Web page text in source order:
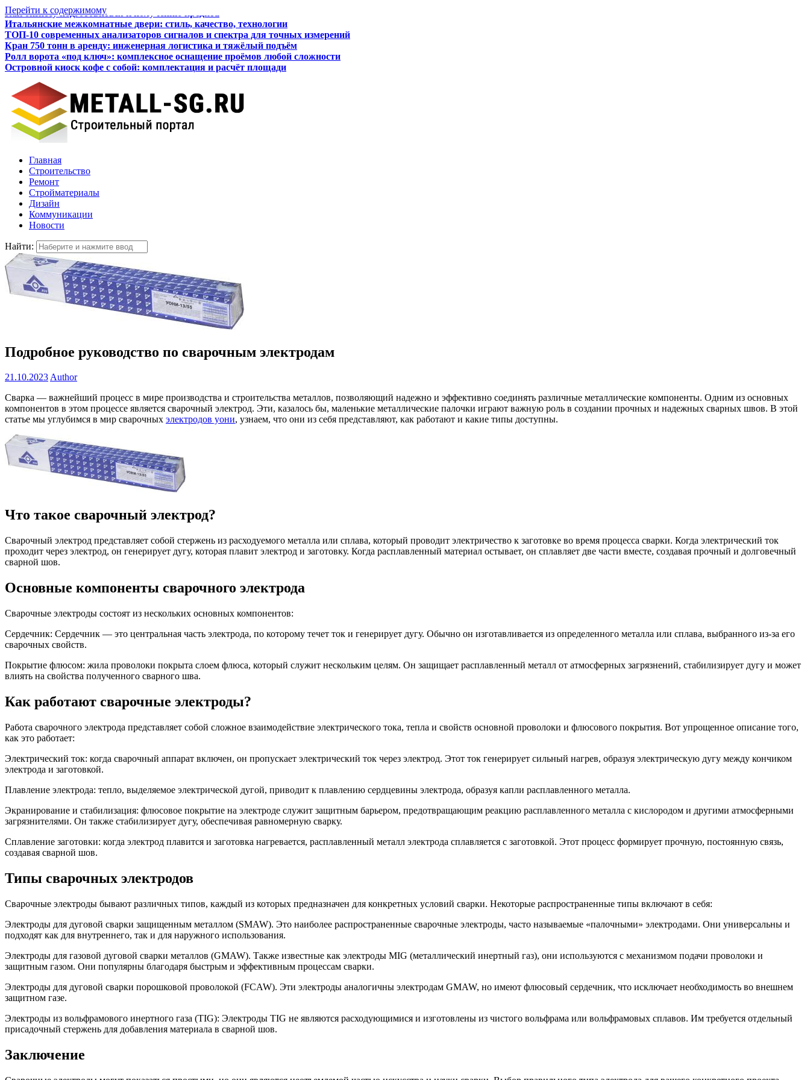
Перейти к содержимому
Итальянские межкомнатные двери: стиль, качество, технологии
ТОП-10 современных анализаторов сигналов и спектра для точных измерений
Кран 750 тонн в аренду: инженерная логистика и тяжёлый подъём
Ролл ворота «под ключ»: комплексное оснащение проёмов любой сложности
Островной киоск кофе с собой: комплектация и расчёт площади
Как бизнесу подготовиться к получению кредита
Главная
Строительство
Ремонт
Стройматериалы
Дизайн
Коммуникации
Новости
Найти:
Подробное руководство по сварочным электродам
21.10.2023Author
Сварка — важнейший процесс в мире производства и строительства металлов, позволяющий надежно и эффективно соединять различные металлические компоненты. Одним из основных
компонентов в этом процессе является сварочный электрод. Эти, казалось бы, маленькие металлические палочки играют важную роль в создании прочных и надежных сварных швов. В этой
статье мы углубимся в мир сварочных электродов уони, узнаем, что они из себя представляют, как работают и какие типы доступны.
Что такое сварочный электрод?
Сварочный электрод представляет собой стержень из расходуемого металла или сплава, который проводит электричество к заготовке во время процесса сварки. Когда электрический ток
проходит через электрод, он генерирует дугу, которая плавит электрод и заготовку. Когда расплавленный материал остывает, он сплавляет две части вместе, создавая прочный и долговечный
сварной шов.
Основные компоненты сварочного электрода
Сварочные электроды состоят из нескольких основных компонентов:
Сердечник: Сердечник — это центральная часть электрода, по которому течет ток и генерирует дугу. Обычно он изготавливается из определенного металла или сплава, выбранного из-за его
сварочных свойств.
Покрытие флюсом: жила проволоки покрыта слоем флюса, который служит нескольким целям. Он защищает расплавленный металл от атмосферных загрязнений, стабилизирует дугу и может
влиять на свойства полученного сварного шва.
Как работают сварочные электроды?
Работа сварочного электрода представляет собой сложное взаимодействие электрического тока, тепла и свойств основной проволоки и флюсового покрытия. Вот упрощенное описание того,
как это работает:
Электрический ток: когда сварочный аппарат включен, он пропускает электрический ток через электрод. Этот ток генерирует сильный нагрев, образуя электрическую дугу между кончиком
электрода и заготовкой.
Плавление электрода: тепло, выделяемое электрической дугой, приводит к плавлению сердцевины электрода, образуя капли расплавленного металла.
Экранирование и стабилизация: флюсовое покрытие на электроде служит защитным барьером, предотвращающим реакцию расплавленного металла с кислородом и другими атмосферными
загрязнителями. Он также стабилизирует дугу, обеспечивая равномерную сварку.
Сплавление заготовки: когда электрод плавится и заготовка нагревается, расплавленный металл электрода сплавляется с заготовкой. Этот процесс формирует прочную, постоянную связь,
создавая сварной шов.
Типы сварочных электродов
Сварочные электроды бывают различных типов, каждый из которых предназначен для конкретных условий сварки. Некоторые распространенные типы включают в себя:
Электроды для дуговой сварки защищенным металлом (SMAW). Это наиболее распространенные сварочные электроды, часто называемые «палочными» электродами. Они универсальны и
подходят как для внутреннего, так и для наружного использования.
Электроды для газовой дуговой сварки металлов (GMAW). Также известные как электроды MIG (металлический инертный газ), они используются с механизмом подачи проволоки и
защитным газом. Они популярны благодаря быстрым и эффективным процессам сварки.
Электроды для дуговой сварки порошковой проволокой (FCAW). Эти электроды аналогичны электродам GMAW, но имеют флюсовый сердечник, что исключает необходимость во внешнем
защитном газе.
Электроды из вольфрамового инертного газа (TIG): Электроды TIG не являются расходующимися и изготовлены из чистого вольфрама или вольфрамовых сплавов. Им требуется отдельный
присадочный стержень для добавления материала в сварной шов.
Заключение